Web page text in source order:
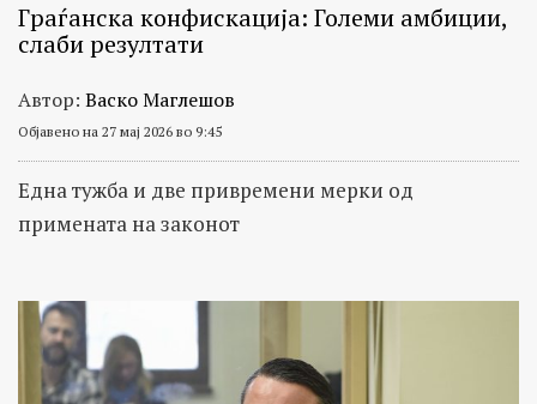
Граѓанска конфискација: Големи амбиции,
слаби резултати
Автор: Васко Маглешов
Објавено на 27 мај 2026 во 9:45
Една тужба и две привремени мерки од
примената на законот